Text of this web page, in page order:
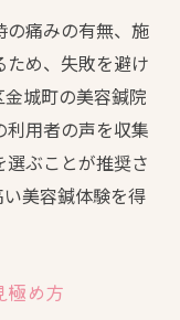
果をチェック
ップや美肌効
はおすすめか
説
が理想的か
ポイント
の痛みの有無、施
め、失敗を避け
城町の美容鍼院
用者の声を収集
ぶことが推奨さ
美容鍼体験を得
極め方